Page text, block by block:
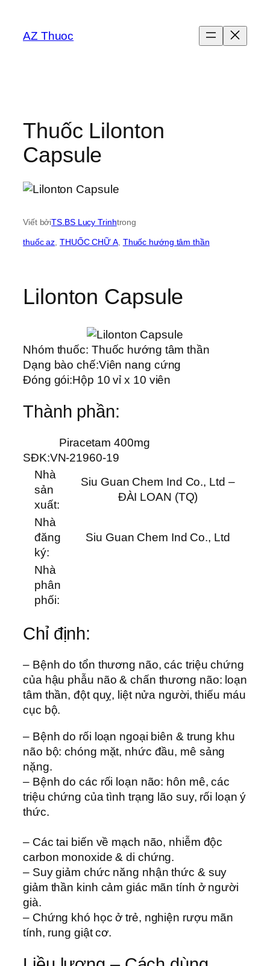
phầnAZ Thuoc
Thuốc Lilonton
Capsule
Viết bởiTS.BS Lucy Trinhtrong
thuốc az , THUỐC CHỮ A, Thuốc hướng tâm thần
Lilonton Capsule
Nhóm thuốc: Thuốc hướng tâm thần
Dạng bào chế:Viên nang cứng
Đóng gói:Hộp 10 vỉ x 10 viên
Thành phần:
Piracetam 400mg
SĐK:VN-21960-19
Nhà
sản
xuất:
Siu Guan Chem Ind Co., Ltd –
ĐÀI LOAN (TQ)
Nhà
đăng
ký:
Siu Guan Chem Ind Co., Ltd
Nhà
phân
phối:
Chỉ định:
– Bệnh do tổn thương não, các triệu chứng
của hậu phẫu não & chấn thương não: loạn
tâm thần, đột quỵ, liệt nửa người, thiếu máu
cục bộ.
– Bệnh do rối loạn ngoại biên & trung khu
não bộ: chóng mặt, nhức đầu, mê sảng
nặng.
– Bệnh do các rối loạn não: hôn mê, các
triệu chứng của tình trạng lão suy, rối loạn ý
thức.
– Các tai biến về mạch não, nhiễm độc
carbon monoxide & di chứng.
– Suy giảm chức năng nhận thức & suy
giảm thần kinh cảm giác mãn tính ở người
già.
– Chứng khó học ở trẻ, nghiện rượu mãn
tính, rung giật cơ.